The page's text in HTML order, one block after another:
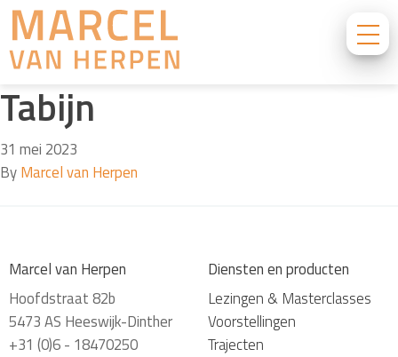
Tabijn
31 mei 2023
ByMarcel van Herpen
Marcel van Herpen
Hoofdstraat 82b
5473 AS Heeswijk-Dinther
+31 (0)6 - 18470250
Diensten en producten
Lezingen & Masterclasses
Voorstellingen
Trajecten